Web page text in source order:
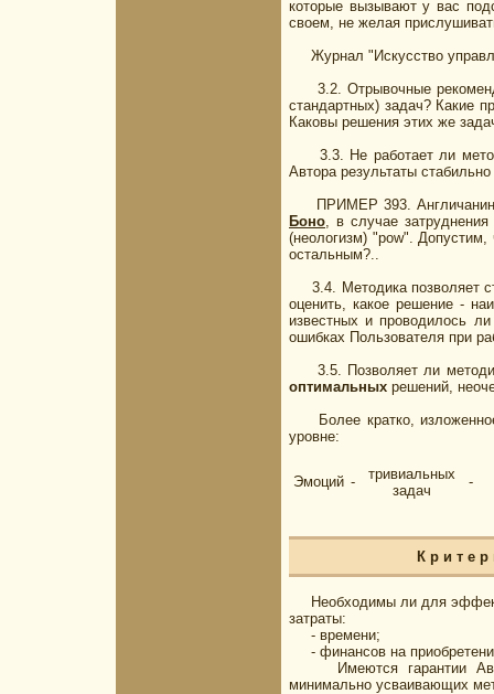
которые вызывают у вас
своем, не желая
Журнал "Искусство
3.2. Отрывочные
стандартных) задач? Какие
Каковы решения этих же
3.3. Не работает ли
Автора результаты
ПРИМЕР 393. Англичанин,
Боно, в случае
(неологизм) "роw". Допустим,
остальным?..
3.4. Методика позволяет
оценить, какое решение -
известных и проводилось
ошибках Пользователя при
3.5. Позволяет ли
оптимальных решений,
Более кратко, изложенное
уровне:
Эмоций -
тривиальных
задач
-
К р и т е
Необходимы ли для
затраты:
- времени;
- финансов на
Имеются гарантии
минимально усваивающих